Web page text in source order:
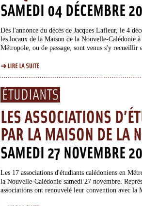
SAMEDI 04 DÉCEMBRE
Dès l'annonce du décès de Jacques Lafleur, le 4
les locaux de la Maison de la Nouvelle-Calédonie
Métropole, ou de passage, sont venus s'y recueillir
ÉTUDIANTS
LES ASSOCIATIONS
PAR LA MAISON DE LA
SAMEDI 27 NOVEMBRE
Les 17 associations d'étudiants calédoniens en
la Nouvelle-Calédonie samedi 27 novembre.
associations ont renouvelé leur convention avec